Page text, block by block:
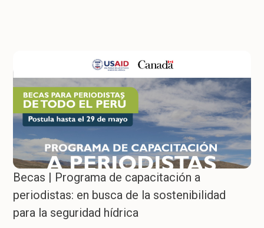
Becas | Programa de capacitación a
periodistas: en busca de la sostenibilidad
para la seguridad hídrica